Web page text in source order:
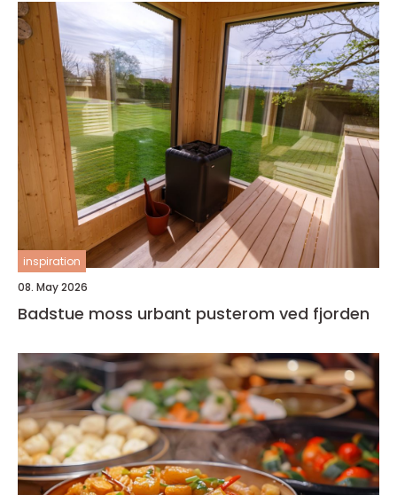
inspiration
08. May 2026
Badstue moss urbant pusterom ved fjorden